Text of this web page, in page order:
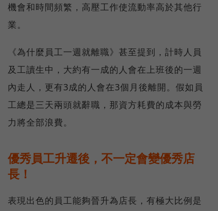
機會和時間頻繁，高壓工作使流動率高於其他行
業。
《為什麼員工一週就離職》甚至提到，計時人員
及工讀生中，大約有一成的人會在上班後的一週
內走人，更有3成的人會在3個月後離開。假如員
工總是三天兩頭就辭職，那資方耗費的成本與勞
力將全部浪費。
優秀員工升遷後，不一定會變優秀店
長！
表現出色的員工能夠晉升為店長，有極大比例是